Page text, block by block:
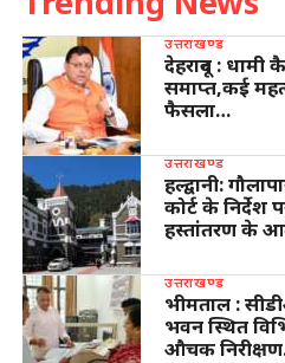
उत्तराखण्ड
देहरादून :
समाप्त,कई
फैसला…
उत्तराखण्ड
हल्द्वानी:
कोर्ट के निर्देश
हस्तांतरण के
उत्तराखण्ड
भीमताल :
भवन स्थित
औचक